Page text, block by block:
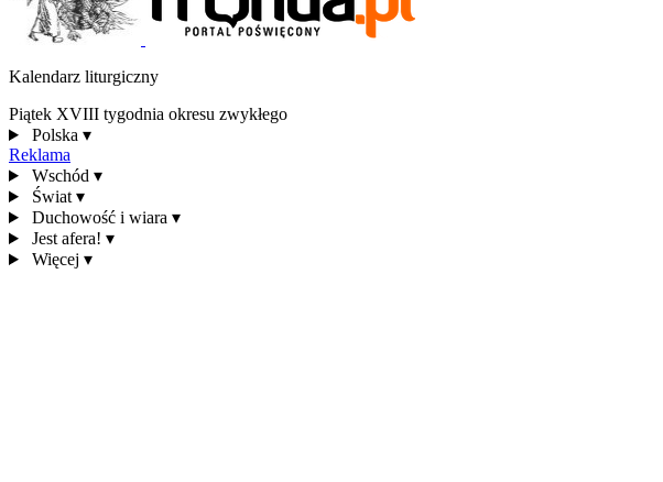
Kalendarz liturgiczny
Piątek XVIII tygodnia okresu zwykłego
Polska ▾
Reklama
Wschód ▾
Świat ▾
Duchowość i wiara ▾
Jest afera! ▾
Więcej ▾